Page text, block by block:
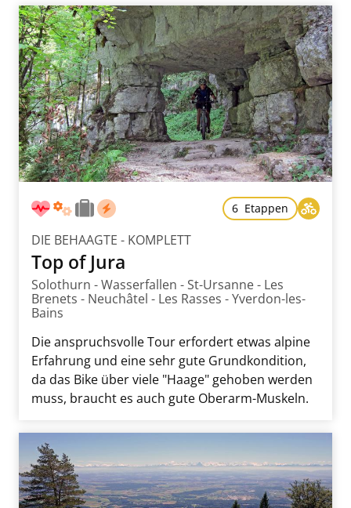
6 Etappen
DIE BEHAAGTE - KOMPLETT
Top of Jura
Solothurn - Wasserfallen - St-Ursanne - Les
Brenets - Neuchâtel - Les Rasses - Yverdon-les-
Bains
Die anspruchsvolle Tour erfordert etwas alpine
Erfahrung und eine sehr gute Grundkondition,
da das Bike über viele "Haage" gehoben werden
muss, braucht es auch gute Oberarm-Muskeln.